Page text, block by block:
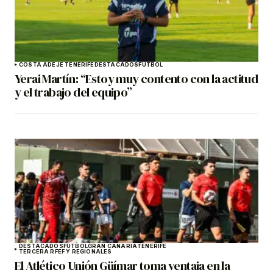
COSTA ADEJE TENERIFEDESTACADOSFÚTBOL
Yerai Martín: “Estoy muy contento con la actitud
y el trabajo del equipo”
DESTACADOSFÚTBOLGRAN CANARIATENERIFE
TERCERA RFEF Y REGIONALES
El Atlético Unión Güímar toma ventaja en la